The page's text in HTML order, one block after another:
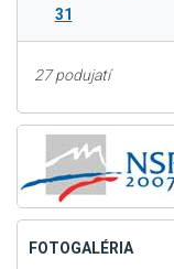
31
27 podujatí
FOTOGALÉRIA